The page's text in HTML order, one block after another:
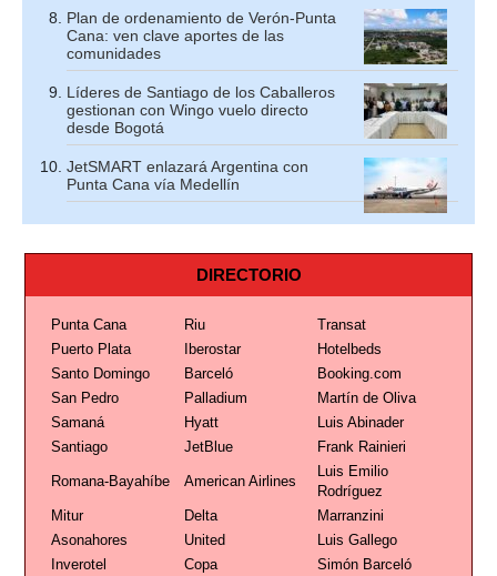
Plan de ordenamiento de Verón-Punta
Cana: ven clave aportes de las
comunidades
Líderes de Santiago de los Caballeros
gestionan con Wingo vuelo directo
desde Bogotá
JetSMART enlazará Argentina con
Punta Cana vía Medellín
DIRECTORIO
Punta Cana Riu
Transat
Puerto Plata
Iberostar
Hotelbeds
Santo Domingo
Barceló
Booking.com
San Pedro
Palladium
Martín de Oliva
Samaná
Hyatt
Luis Abinader
Santiago
JetBlue Frank Rainieri
Romana-Bayahíbe American Airlines
Luis Emilio
Rodríguez
Mitur
Delta
Marranzini
Asonahores
United
Luis Gallego
Inverotel
Copa Simón Barceló